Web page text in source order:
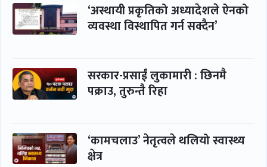
‘अस्थायी प्रकृतिको अध्यादेशले ऐनको
व्यवस्था विस्थापित गर्न सक्दैन’
सरकार-प्रसाईं लुकामारी : छिनमै
पक्राउ, तुरुन्तै रिहा
‘कामचलाउ’ नेतृत्वले थलियो स्वास्थ्य
क्षेत्र